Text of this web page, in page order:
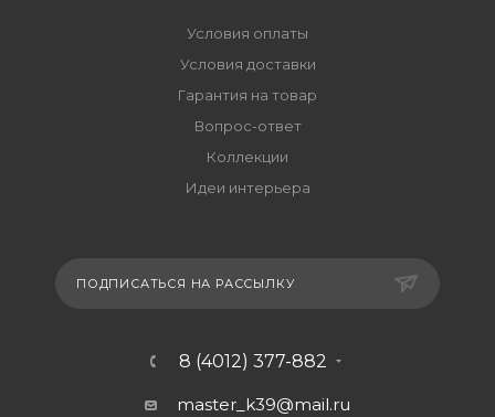
Условия оплаты
Условия доставки
Гарантия на товар
Вопрос-ответ
Коллекции
Идеи интерьера
ПОДПИСАТЬСЯ НА РАССЫЛКУ
8 (4012) 377-882
master_k39@mail.ru